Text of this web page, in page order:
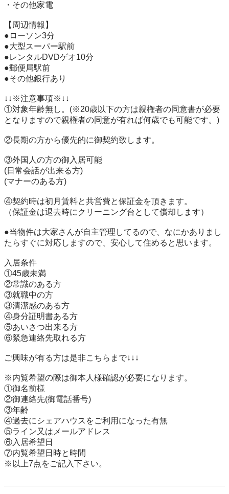
・その他家電
【周辺情報】
●ローソン3分
●大型スーパー駅前
●レンタルDVDゲオ10分
●郵便局駅前
●その他銀行あり
↓↓※注意事項※↓↓
①対象年齢無し。(※20歳以下の方は親権者の同意書が必要
となりますので親権者の同意が有れば何歳でも可能です。)
②長期の方から優先的に御契約致します。
③外国人の方の御入居可能
(日常会話が出来る方)
(マナーのある方)
④契約時は初月賃料と共営費と保証金を頂きます。
（保証金は退去時にクリーニング台として償却します）
●当物件は大家さんが自主管理してるので、なにかありまし
たらすぐに対応しますので、安心して住めると思います。
入居条件
①45歳未満
②常識のある方
③就職中の方
③清潔感のある方
④身分証明書ある方
⑤あいさつ出来る方
⑥緊急連絡先取れる方
ご興味が有る方は是非こちらまで↓↓↓
※内覧希望の際は御本人様確認が必要になります。
①御名前様
②御連絡先(御電話番号)
③年齢
④過去にシェアハウスをご利用になった有無
⑤ライン又はメールアドレス
⑥入居希望日
⑦内覧希望日時と時間
※以上7点をご記入下さい。